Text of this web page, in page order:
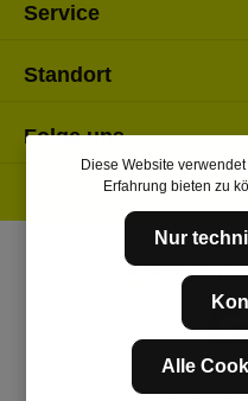
Service
Standort
Folge uns
* Alle Preise inkl. gesetzl.
Diese Website
Erfahrung bieten zu
Nur
Alle